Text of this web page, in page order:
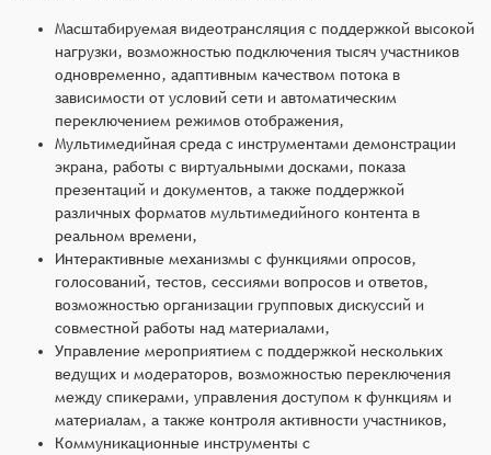
Масштабируемая видеотрансляция с поддержкой высокой
нагрузки, возможностью подключения тысяч участников
одновременно, адаптивным качеством потока в
зависимости от условий сети и автоматическим
переключением режимов отображения,
Мультимедийная среда с инструментами демонстрации
экрана, работы с виртуальными досками, показа
презентаций и документов, а также поддержкой
различных форматов мультимедийного контента в
реальном времени,
Интерактивные механизмы с функциями опросов,
голосований, тестов, сессиями вопросов и ответов,
возможностью организации групповых дискуссий и
совместной работы над материалами,
Управление мероприятием с поддержкой нескольких
ведущих и модераторов, возможностью переключения
между спикерами, управления доступом к функциям и
материалам, а также контроля активности участников,
Коммуникационные инструменты с